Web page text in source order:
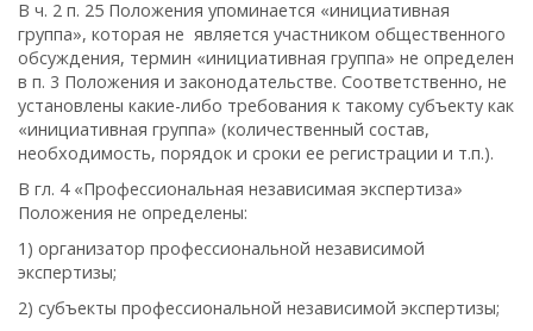
В ч. 2 п. 25 Положения упоминается «инициативная
группа», которая не является участником общественного
обсуждения, термин «инициативная группа» не определен
в п. 3 Положения и законодательстве. Соответственно, не
установлены какие-либо требования к такому субъекту как
«инициативная группа» (количественный состав,
необходимость, порядок и сроки ее регистрации и т.п.).
В гл. 4 «Профессиональная независимая экспертиза»
Положения не определены:
1) организатор профессиональной независимой
экспертизы;
2) субъекты профессиональной независимой экспертизы;